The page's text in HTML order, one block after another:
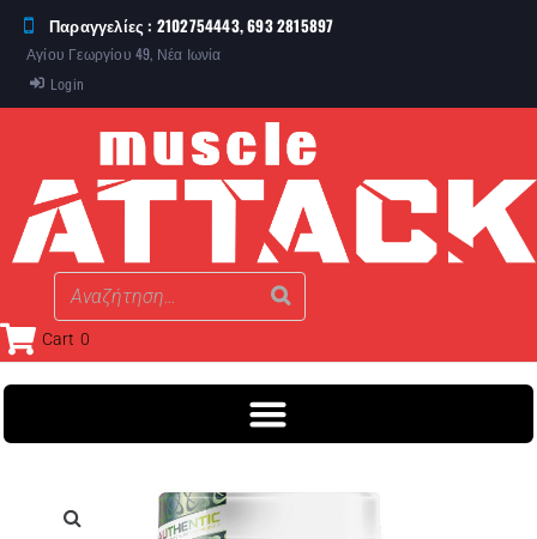
Παραγγελίες : 2102754443, 693 2815897
Αγίου Γεωργίου 49, Νέα Ιωνία
Login
Cart 0